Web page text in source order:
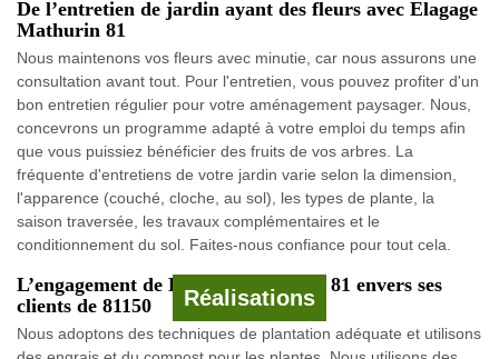
Réalisations
De l’entretien de jardin ayant des fleurs avec Elagage
Mathurin 81
Nous maintenons vos fleurs avec minutie, car nous assurons une
consultation avant tout. Pour l'entretien, vous pouvez profiter d'un
bon entretien régulier pour votre aménagement paysager. Nous,
concevrons un programme adapté à votre emploi du temps afin
que vous puissiez bénéficier des fruits de vos arbres. La
fréquente d'entretiens de votre jardin varie selon la dimension,
l'apparence (couché, cloche, au sol), les types de plante, la
saison traversée, les travaux complémentaires et le
conditionnement du sol. Faites-nous confiance pour tout cela.
L’engagement de Elagage Mathurin 81 envers ses
clients de 81150
Nous adoptons des techniques de plantation adéquate et utilisons